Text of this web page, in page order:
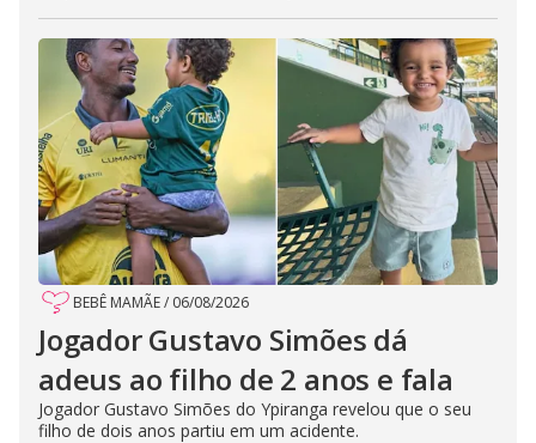
BEBÊ MAMÃE/ 06/08/2026
Jogador Gustavo Simões dá
adeus ao filho de 2 anos e fala
Jogador Gustavo Simões do Ypiranga revelou que o seu
filho de dois anos partiu em um acidente.